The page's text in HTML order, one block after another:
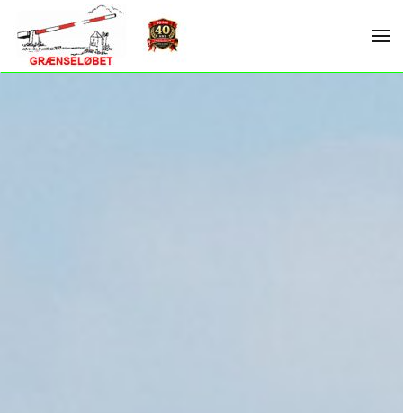
Skip to main content